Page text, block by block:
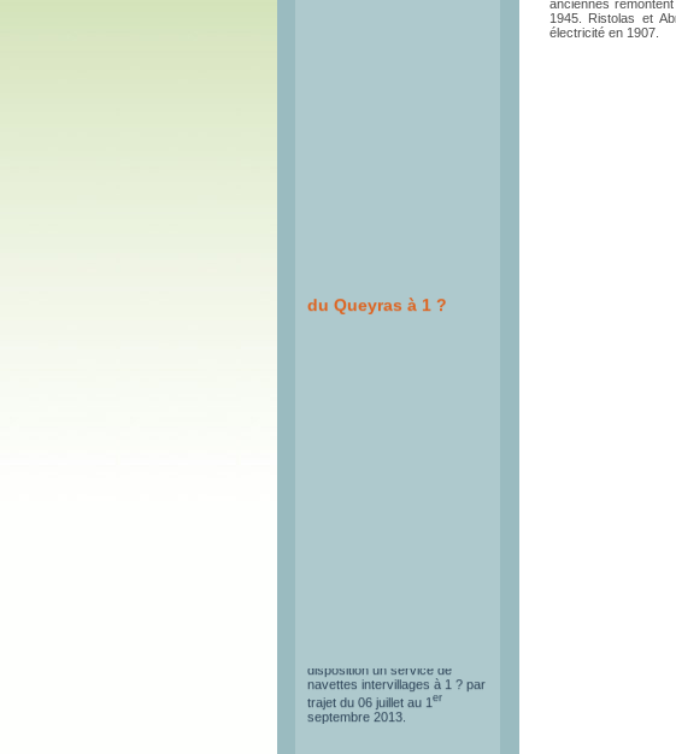
du Queyras à 1 ?
navettes intervillages à 1 ? par
trajet du 06 juillet au 1 er
septembre 2013.
anciennes
1945. Ristolas et
électricité en 1907.